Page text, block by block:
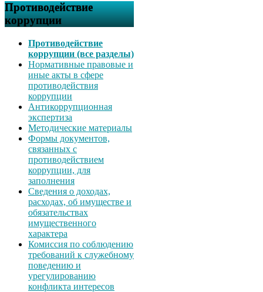
Противодействие
коррупции
Противодействие
коррупции (все разделы)
Нормативные правовые и
иные акты в сфере
противодействия
коррупции
Антикоррупционная
экспертиза
Методические материалы
Формы документов,
связанных с
противодействием
коррупции, для
заполнения
Сведения о доходах,
расходах, об имуществе и
обязательствах
имущественного
характера
Комиссия по соблюдению
требований к служебному
поведению и
урегулированию
конфликта интересов